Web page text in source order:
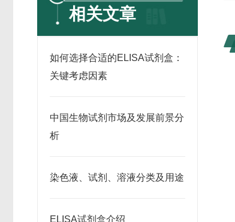
相关文章
如何选择合适的ELISA试剂盒：
关键考虑因素
中国生物试剂市场及发展前景分
析
染色液、试剂、溶液分类及用途
ELISA试剂盒介绍